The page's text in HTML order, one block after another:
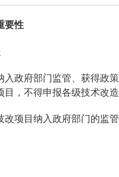
要性
入政府部门监管、获得政
，不得申报各级技术改造
目纳入政府部门的监管